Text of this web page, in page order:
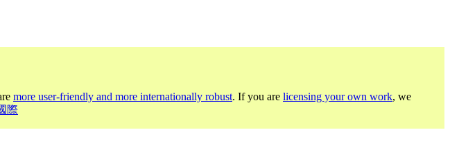
more user-friendly and more internationally robust. If you are licensing your own work, we
際